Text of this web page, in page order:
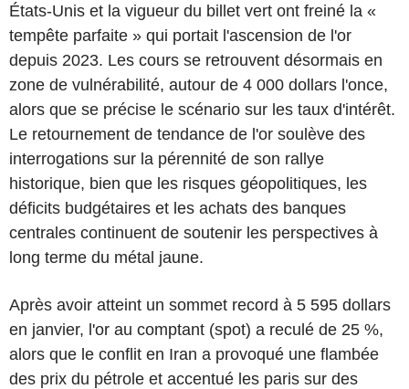
États-Unis et la vigueur du billet vert ont freiné la «
tempête parfaite » qui portait l'ascension de l'or
depuis 2023. Les cours se retrouvent désormais en
zone de vulnérabilité, autour de 4 000 dollars l'once,
alors que se précise le scénario sur les taux d'intérêt.
Le retournement de tendance de l'or soulève des
interrogations sur la pérennité de son rallye
historique, bien que les risques géopolitiques, les
déficits budgétaires et les achats des banques
centrales continuent de soutenir les perspectives à
long terme du métal jaune.
Après avoir atteint un sommet record à 5 595 dollars
en janvier, l'or au comptant (spot) a reculé de 25 %,
alors que le conflit en Iran a provoqué une flambée
des prix du pétrole et accentué les paris sur des